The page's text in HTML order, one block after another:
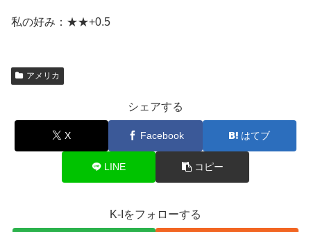
私の好み：★★+0.5
アメリカ
シェアする
X Facebook はてブ
LINE コピー
K-Iをフォローする